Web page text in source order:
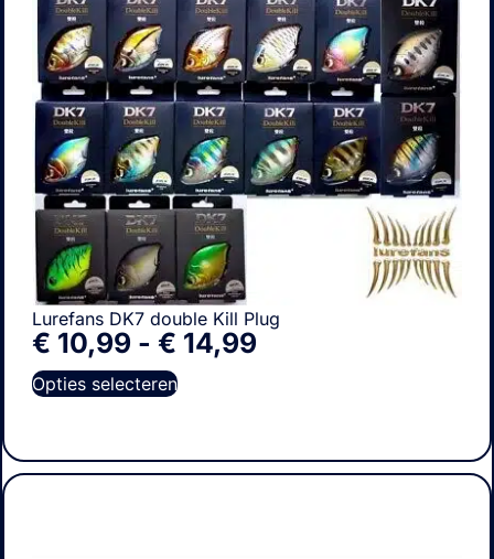
Lurefans DK7 double Kill Plug
€ 10,99 - € 14,99
Opties selecteren